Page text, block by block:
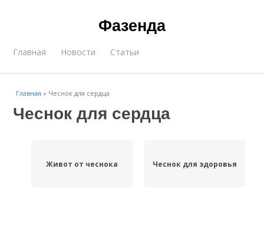
Фазенда
Главная Новости Статьи
Главная » Чеснок для сердца
Чеснок для сердца
Живот от чеснока Чеснок для здоровья